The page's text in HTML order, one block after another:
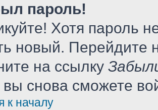
пароль!
Хотя пароль
новый. Перейдите
на ссылку
вы снова сможете
к началу